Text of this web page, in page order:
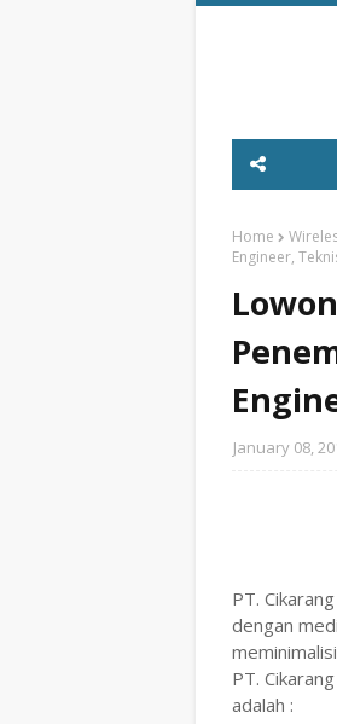
Home
Engineer,
January 08,
PT.
dengan
PT.
adalah :